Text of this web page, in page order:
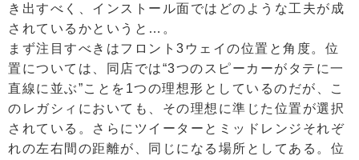
き出すべく、インストール面ではどのような工夫が成
されているかというと…。
まず注目すべきはフロント3ウェイの位置と角度。位
置については、同店では“3つのスピーカーがタテに一
直線に並ぶ”ことを1つの理想形としているのだが、こ
のレガシィにおいても、その理想に準じた位置が選択
されている。さらにツイーターとミッドレンジそれぞ
れの左右間の距離が、同じになる場所としてある。位